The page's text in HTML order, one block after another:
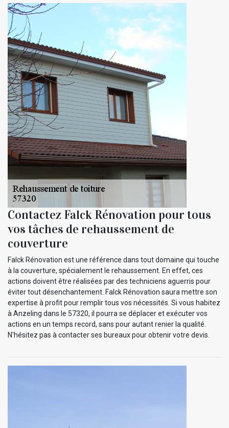
Contactez Falck Rénovation pour tous
vos tâches de rehaussement de
couverture
Falck Rénovation est une référence dans tout domaine qui touche
à la couverture, spécialement le rehaussement. En effet, ces
actions doivent être réalisées par des techniciens aguerris pour
éviter tout désenchantement. Falck Rénovation saura mettre son
expertise à profit pour remplir tous vos nécessités. Si vous habitez
à Anzeling dans le 57320, il pourra se déplacer et exécuter vos
actions en un temps record, sans pour autant renier la qualité.
N'hésitez pas à contacter ses bureaux pour obtenir votre devis.